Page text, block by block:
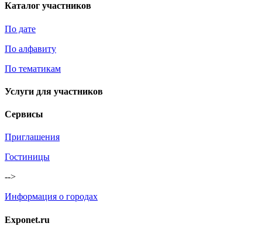
Каталог участников
По дате
По алфавиту
По тематикам
Услуги для участников
Сервисы
Приглашения
Гостиницы
-->
Информация о городах
Exponet.ru